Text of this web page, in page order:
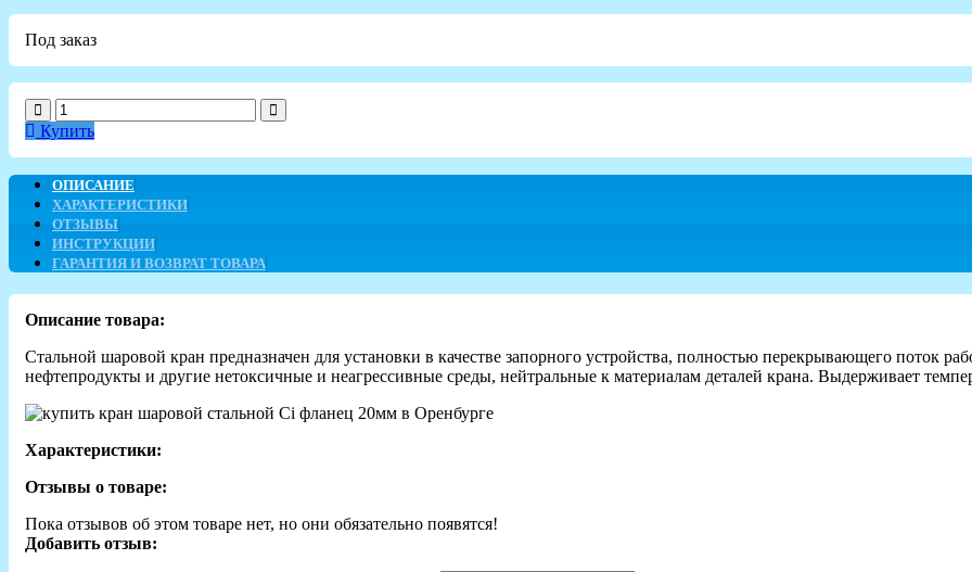
Под заказ
Купить
ОПИСАНИЕ
ХАРАКТЕРИСТИКИ
ОТЗЫВЫ
ИНСТРУКЦИИ
ГАРАНТИЯ И ВОЗВРАТ ТОВАРА
Описание товара:
Стальной шаровой кран предназначен для установки в качестве запорного устройства, полностью перекрывающего поток
нефтепродукты и другие нетоксичные и неагрессивные среды, нейтральные к материалам деталей крана. Выдерживает
Характеристики:
Отзывы о товаре:
Пока отзывов об этом товаре нет, но они обязательно появятся!
Добавить отзыв: